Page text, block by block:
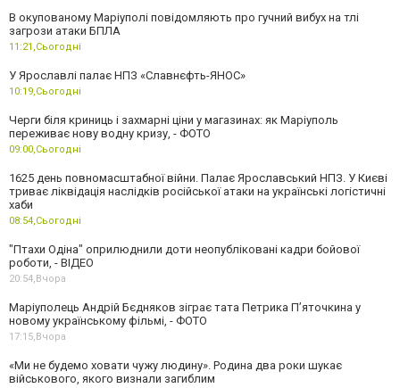
В окупованому Маріуполі повідомляють про гучний вибух на тлі
загрози атаки БПЛА
11:21,Сьогодні
У Ярославлі палає НПЗ «Славнєфть-ЯНОС»
10:19,Сьогодні
Черги біля криниць і захмарні ціни у магазинах: як Маріуполь
переживає нову водну кризу, - ФОТО
09:00,Сьогодні
1625 день повномасштабної війни. Палає Ярославський НПЗ. У Києві
триває ліквідація наслідків російської атаки на українські логістичні
хаби
08:54,Сьогодні
"Птахи Одіна" оприлюднили доти неопубліковані кадри бойової
роботи, - ВІДЕО
20:54,Вчора
Маріуполець Андрій Бєдняков зіграє тата Петрика П’яточкина у
новому українському фільмі, - ФОТО
17:15,Вчора
«Ми не будемо ховати чужу людину». Родина два роки шукає
військового, якого визнали загиблим